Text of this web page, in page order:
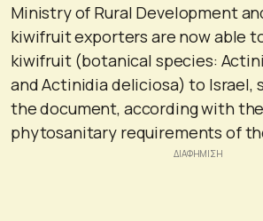
Ministry of Rural Development
kiwifruit exporters are now able
kiwifruit (botanical species:
and Actinidia deliciosa) to Israel,
the document, according with
phytosanitary requirements of